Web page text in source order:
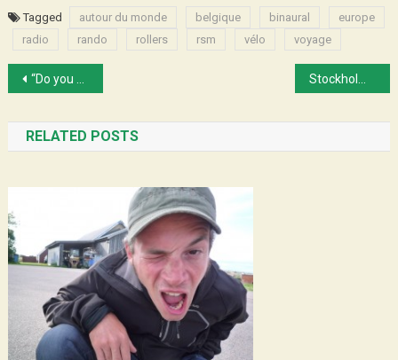
Tagged autour du monde belgique binaural
europe
radio
rando rollers rsm vélo voyage
Post
navigation
“Do you want more hot water?” Stockholm ! 3000 km biking and skating
RELATED POSTS